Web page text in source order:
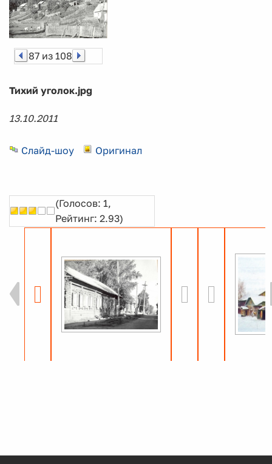
87 из 108
Тихий уголок.jpg
13.10.2011
Слайд-шоу Оригинал
(Голосов: 1,
Рейтинг: 2.93)